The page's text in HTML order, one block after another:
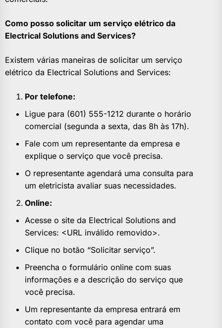
Como posso solicitar um serviço elétrico da
Electrical Solutions and Services?
Existem várias maneiras de solicitar um serviço
elétrico da Electrical Solutions and Services:
Por telefone:
Ligue para (601) 555-1212 durante o horário
comercial (segunda a sexta, das 8h às 17h).
Fale com um representante da empresa e
explique o serviço que você precisa.
O representante agendará uma consulta para
um eletricista avaliar suas necessidades.
Online:
Acesse o site da Electrical Solutions and
Services: <URL inválido removido>.
Clique no botão “Solicitar serviço”.
Preencha o formulário online com suas
informações e a descrição do serviço que
você precisa.
Um representante da empresa entrará em
contato com você para agendar uma